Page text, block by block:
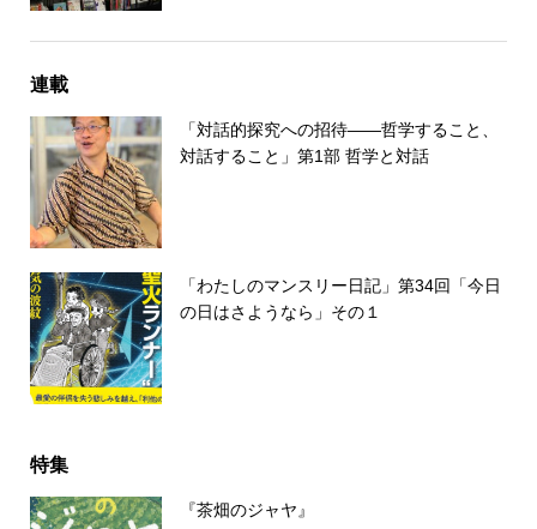
連載
「対話的探究への招待――哲学すること、
対話すること」第1部 哲学と対話
「わたしのマンスリー日記」第34回「今日
の日はさようなら」その１
特集
『茶畑のジャヤ』